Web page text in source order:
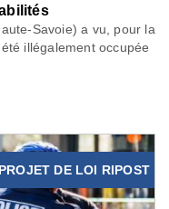
Savoie) a vu, pour la
illégalement occupée
DE LOI RIPOST